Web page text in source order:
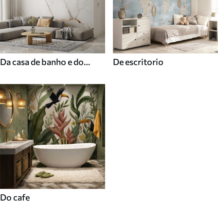
Da casa de banho e do
De escritorio
Do cafe